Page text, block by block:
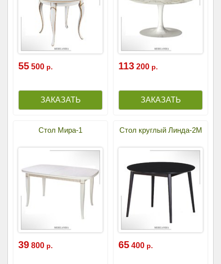
55 500 р. 113 200 р.
Стол Мира-1
39 800 р.
Стол круглый Линда-2М
65 400 р.